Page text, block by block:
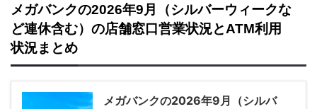
メガバンクの2026年9月（シルバーウィークな
ど連休含む）の店舗窓口営業状況とATM利用
状況まとめ
メガバンクの2026年9月（シルバ